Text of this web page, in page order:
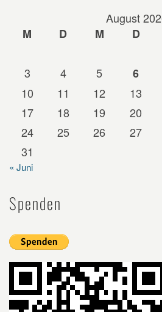
August
M
D M D
3
4 5 6
10
11 12 13
17
18 19 20
24
25 26 27
31
« Juni
Spenden